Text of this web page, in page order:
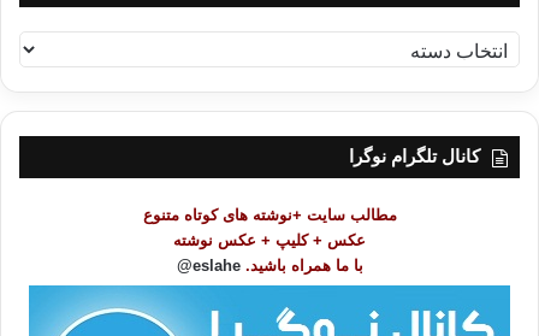
ه
ر
کانال تلگرام نوگرا
مطالب سایت +نوشته های کوتاه متنوع
عکس + کلیپ + عکس نوشته
با ما همراه باشید. eslahe@